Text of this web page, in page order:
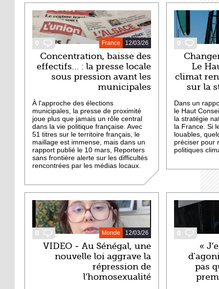
0 12/03/26
France
Concentration, baisse des
effectifs… : la presse locale
sous pression avant les
municipales
À l'approche des élections
municipales, la presse de proximité
joue plus que jamais un rôle central
dans la vie politique française. Avec
51 titres sur le territoire français, le
maillage est immense, mais dans un
rapport publié le 10 mars, Reporters
sans frontière alerte sur les difficultés
rencontrées par les médias locaux.
0
Le
climat
sur la
Dans un
le Haut
la stratégie
la France. Si
louables,
préciser pour
politiques
0 12/03/26
Monde
VIDEO - Au Sénégal, une
nouvelle loi aggrave la
répression de
l’homosexualité
0
«
pas